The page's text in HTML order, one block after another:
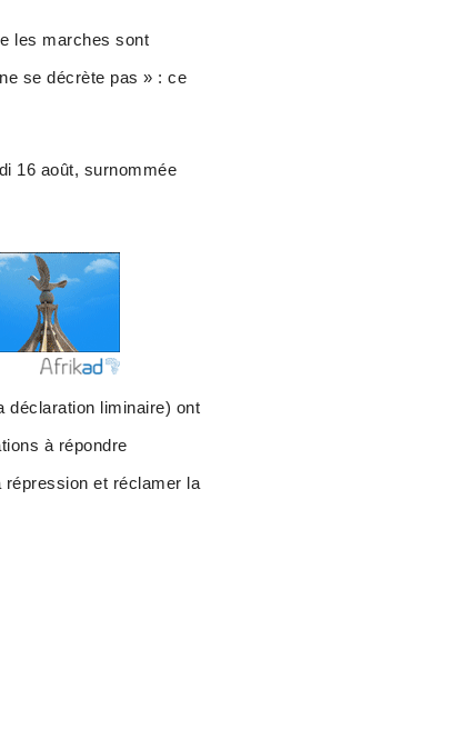
les marches sont
se décrète pas » : ce
16 août, surnommée
déclaration liminaire) ont
à répondre
répression et réclamer la